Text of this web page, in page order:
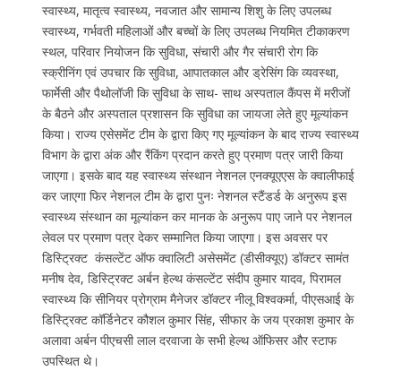
स्वास्थ्य, मातृत्व स्वास्थ्य, नवजात और सामान्य शिशु के लिए उपलब्ध
स्वास्थ्य, गर्भवती महिलाओं और बच्चों के लिए उपलब्ध नियमित टीकाकरण
स्थल, परिवार नियोजन कि सुविधा, संचारी और गैर संचारी रोग कि
स्क्रीनिंग एवं उपचार कि सुविधा, आपातकाल और ड्रेसिंग कि व्यवस्था,
फार्मेसी और पैथोलॉजी कि सुविधा के साथ- साथ अस्पताल कैंपस में मरीजों
के बैठने और अस्पताल प्रशासन कि सुविधा का जायजा लेते हुए मूल्यांकन
किया। राज्य एसेसमेंट टीम के द्वारा किए गए मूल्यांकन के बाद राज्य स्वास्थ्य
विभाग के द्वारा अंक और रैंकिंग प्रदान करते हुए प्रमाण पत्र जारी किया
जाएगा। इसके बाद यह स्वास्थ्य संस्थान नेशनल एनक्यूएएस के क्वालीफाई
कर जाएगा फिर नेशनल टीम के द्वारा पुनः नेशनल स्टैंडर्ड के अनुरूप इस
स्वास्थ्य संस्थान का मूल्यांकन कर मानक के अनुरूप पाए जाने पर नेशनल
लेवल पर प्रमाण पत्र देकर सम्मानित किया जाएगा। इस अवसर पर
डिस्ट्रिक्ट कंसल्टेंट ऑफ क्वालिटी असेसमेंट (डीसीक्यूए) डॉक्टर सामंत
मनीष देव, डिस्ट्रिक्ट अर्बन हेल्थ कंसल्टेंट संदीप कुमार यादव, पिरामल
स्वास्थ्य कि सीनियर प्रोग्राम मैनेजर डॉक्टर नीलू विश्वकर्मा, पीएसआई के
डिस्ट्रिक्ट कॉर्डिनेटर कौशल कुमार सिंह, सीफार के जय प्रकाश कुमार के
अलावा अर्बन पीएचसी लाल दरवाजा के सभी हेल्थ ऑफिसर और स्टाफ
उपस्थित थे।